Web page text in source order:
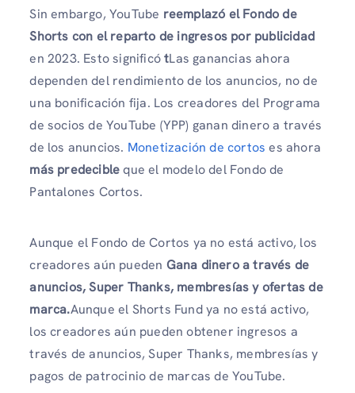
Sin embargo, YouTube reemplazó el Fondo de
Shorts con el reparto de ingresos por publicidad
en 2023. Esto significó tLas ganancias ahora
dependen del rendimiento de los anuncios, no de
una bonificación fija. Los creadores del Programa
de socios de YouTube (YPP) ganan dinero a través
de los anuncios. Monetización de cortos es ahora
más predecibleque el modelo del Fondo de
Pantalones Cortos.
Aunque el Fondo de Cortos ya no está activo, los
creadores aún pueden Gana dinero a través de
anuncios, Super Thanks, membresías y ofertas de
marca.Aunque el Shorts Fund ya no está activo,
los creadores aún pueden obtener ingresos a
través de anuncios, Super Thanks, membresías y
pagos de patrocinio de marcas de YouTube.